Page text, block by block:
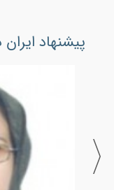
پیشنهاد